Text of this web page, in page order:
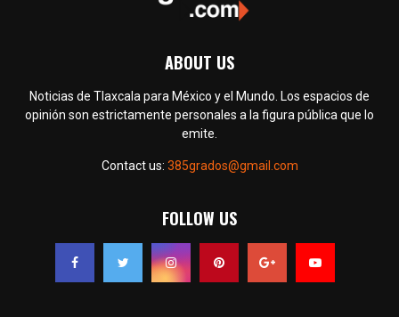
ABOUT US
Noticias de Tlaxcala para México y el Mundo. Los espacios de
opinión son estrictamente personales a la figura pública que lo
emite.
Contact us: 385grados@gmail.com
FOLLOW US